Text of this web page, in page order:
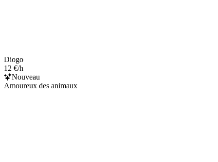
Diogo
12 €/h
Nouveau
Amoureux des animaux